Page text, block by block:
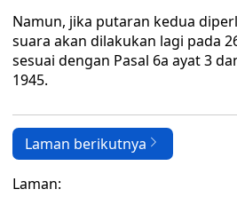
Namun, jika putaran kedua
suara akan dilakukan lagi pada
sesuai dengan Pasal 6a ayat 3
1945.
Laman berikutnya
Laman: